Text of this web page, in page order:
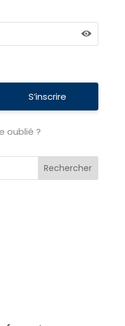
S’inscrire
oublié ?
Rechercher